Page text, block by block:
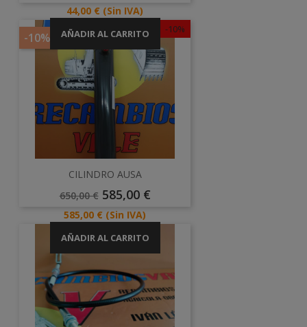
Precio
44,00 € (Sin IVA)
AÑADIR AL CARRITO -10%
-10%
CILINDRO AUSA
Precio
650,00 € Precio
585,00 €
Precio
585,00 € (Sin IVA)
AÑADIR AL CARRITO